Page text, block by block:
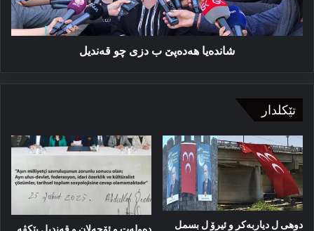
شاندەیا ھەدەپێ ب دزی چو قەندیل
تێکلدار
دوهی ل دیاربەکر و ئیرۆ ل بسمل